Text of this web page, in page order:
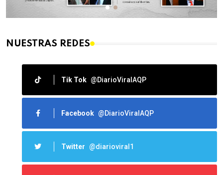
NUESTRAS REDES
Tik Tok @DiarioViralAQP
Facebook @DiarioViralAQP
Twitter @diarioviral1